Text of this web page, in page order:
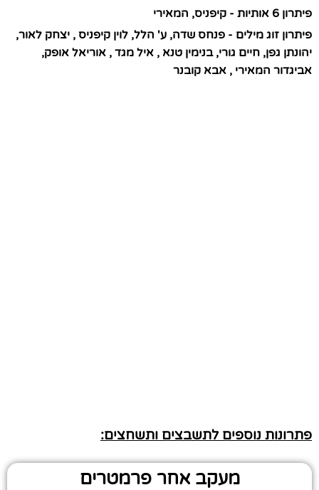
פיתרון 6 אותיות - קיפניס, המאירי
פיתרון זוג מילים - פנחס שדה, ע' הלל, לוין קיפניס , יצחק לאור,
יהונתן גפן, חיים גורי, בנימין טנא , איל מגד , אוריאל אופק,
אביגדור המאירי , אבא קובנר
פתרונות נוספים לתשבצים ותשחצים:
מעקב אחר פרמטרים